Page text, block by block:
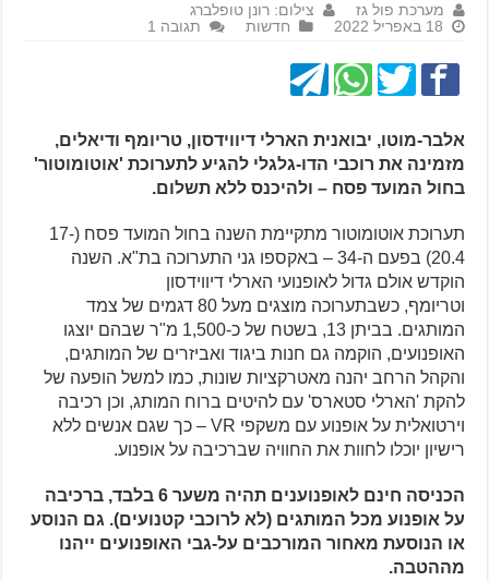
מערכת פול גז
צילום: רונן טופלברג
18 באפריל 2022
חדשות תגובה 1
אלבר-מוטו, יבואנית הארלי דיווידסון, טריומף ודיאלים,
מזמינה את רוכבי הדו-גלגלי להגיע לתערוכת 'אוטומוטור'
בחול המועד פסח – ולהיכנס ללא תשלום.
תערוכת אוטומוטור מתקיימת השנה בחול המועד פסח (17-
20.4) בפעם ה-34 – באקספו גני התערוכה בת"א. השנה
הוקדש אולם גדול לאופנועי הארלי דיווידסון
וטריומף, כשבתערוכה מוצגים מעל 80 דגמים של צמד
המותגים. בביתן 13, בשטח של כ-1,500 מ"ר שבהם יוצגו
האופנועים, הוקמה גם חנות ביגוד ואביזרים של המותגים,
והקהל הרחב יהנה מאטרקציות שונות, כמו למשל הופעה של
להקת 'הארלי סטארס' עם להיטים ברוח המותג, וכן רכיבה
וירטואלית על אופנוע עם משקפי VR – כך שגם אנשים ללא
רישיון יוכלו לחוות את החוויה שברכיבה על אופנוע.
הכניסה חינם לאופנוענים תהיה משער 6 בלבד, ברכיבה
על אופנוע מכל המותגים (לא לרוכבי קטנועים). גם הנוסע
או הנוסעת מאחור המורכבים על-גבי האופנועים ייהנו
מההטבה.